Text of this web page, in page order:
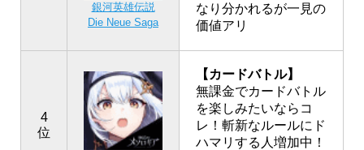
銀河英雄伝説
Die Neue Saga
なり分かれるが一見の
価値アリ
4
位
【カードバトル】
無課金でカードバトル
を楽しみたいならコ
レ！斬新なルールにド
ハマリする人増加中！